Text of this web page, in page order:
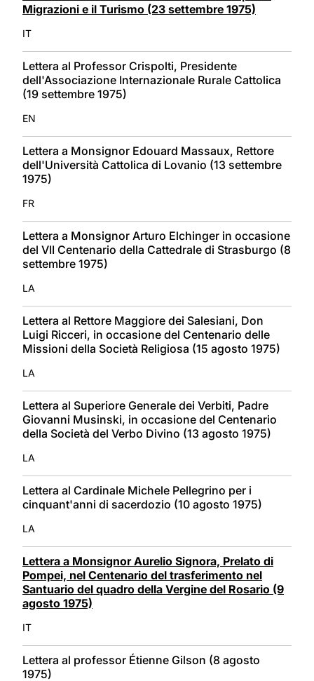
Migrazioni e il Turismo (23 settembre 1975)
IT
Lettera al Professor Crispolti, Presidente
dell'Associazione Internazionale Rurale Cattolica
(19 settembre 1975)
EN
Lettera a Monsignor Edouard Massaux, Rettore
dell'Università Cattolica di Lovanio (13 settembre
1975)
FR
Lettera a Monsignor Arturo Elchinger in occasione
del VII Centenario della Cattedrale di Strasburgo (8
settembre 1975)
LA
Lettera al Rettore Maggiore dei Salesiani, Don
Luigi Ricceri, in occasione del Centenario delle
Missioni della Società Religiosa (15 agosto 1975)
LA
Lettera al Superiore Generale dei Verbiti, Padre
Giovanni Musinski, in occasione del Centenario
della Società del Verbo Divino (13 agosto 1975)
LA
Lettera al Cardinale Michele Pellegrino per i
cinquant'anni di sacerdozio (10 agosto 1975)
LA
Lettera a Monsignor Aurelio Signora, Prelato di
Pompei, nel Centenario del trasferimento nel
Santuario del quadro della Vergine del Rosario (9
agosto 1975)
IT
Lettera al professor Étienne Gilson (8 agosto
1975)